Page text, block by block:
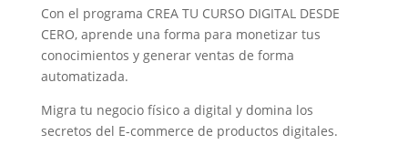
Con el programa CREA TU CURSO DIGITAL DESDE
CERO, aprende una forma para monetizar tus
conocimientos y generar ventas de forma
automatizada.
Migra tu negocio físico a digital y domina los
secretos del E-commerce de productos digitales.